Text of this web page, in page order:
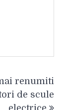
renumiti
de scule